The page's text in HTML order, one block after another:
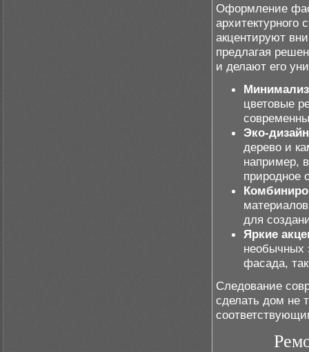
Оформление
акцентируют
предлагая
и делают его
цветовые
Эко-
дерево и
например,
природное
для
Яркие
необычных
фасада,
Следование
сделать дом не